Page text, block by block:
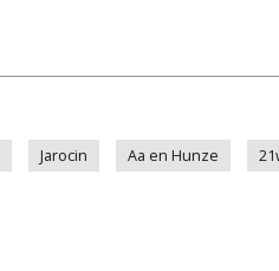
Jarocin Aa en Hunze